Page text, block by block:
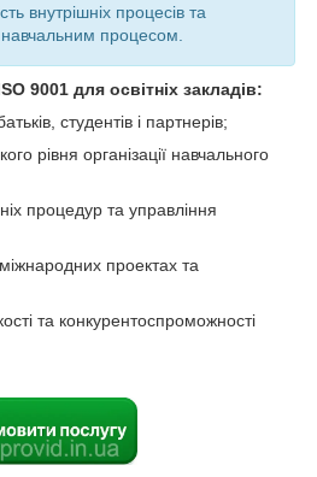
внутрішніх процесів та
процесом.
9001 для освітніх закладів:
студентів і партнерів;
рівня організації навчального
процедур та управління
проектах та
та конкурентоспроможності